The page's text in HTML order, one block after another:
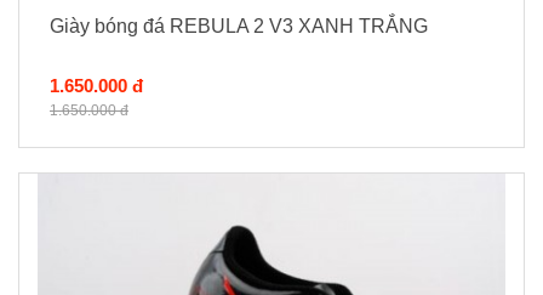
Giày bóng đá REBULA 2 V3 XANH TRẮNG
1.650.000 đ
1.650.000 đ